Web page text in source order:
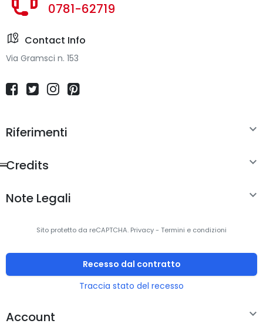
0781-62719
Contact Info
Via Gramsci n. 153
Riferimenti 
Credits 
Note Legali 
Sito protetto da reCAPTCHA. Privacy- Termini e condizioni
Recesso dal contratto
Traccia stato del recesso
Account 